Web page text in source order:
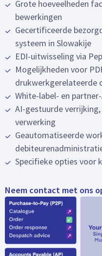
Grote hoeveelheden
bewerkingen
Gecertificeerde
systeem in Slowakije
EDI-uitwisseling via
Mogelijkheden voor
drukwerkgerelateerde
White-label- en
AI-gestuurde
verwerking
Geautomatiseerde
Specifieke opties voor
Neem contact met ons